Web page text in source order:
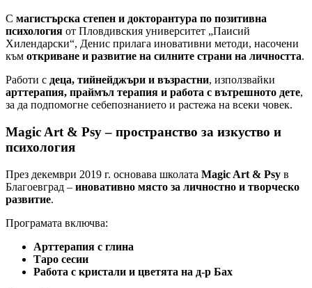
С магистърска степен и докторантура по позитивна
психология от Пловдивския университет „Паисий
Хилендарски“, Денис прилага иновативни методи, насочени
към откриване и развитие на силните страни на личността.
Работи с деца, тийнейджъри и възрастни, използвайки
арттерапия, праймъл терапия и работа с вътрешното дете,
за да подпомогне себепознанието и растежа на всеки човек.
Magic Art & Psy – пространство за изкуство и
психология
През декември 2019 г. основава школата Magic Art & Psy в
Благоевград – иновативно място за личностно и творческо
развитие.
Програмата включва:
Арттерапия с глина
Таро сесии
Работа с кристали и цветята на д-р Бах